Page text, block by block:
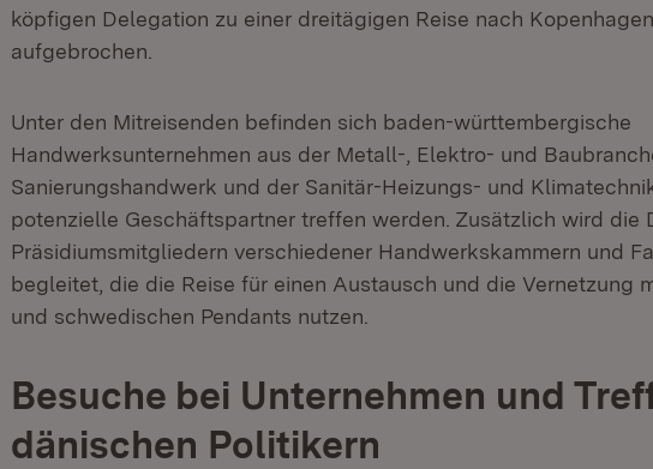
köpfigen Delegation zu einer dreitägigen Reise nach
aufgebrochen.
Unter den Mitreisenden befinden sich baden-württembergische
Handwerksunternehmen aus der Metall-, Elektro- und
Sanierungshandwerk und der Sanitär-Heizungs- und
potenzielle Geschäftspartner treffen werden. Zusätzlich wird die
Präsidiumsmitgliedern verschiedener Handwerkskammern und
begleitet, die die Reise für einen Austausch und die Vernetzung
und schwedischen Pendants nutzen.
Besuche bei Unternehmen und
dänischen Politikern